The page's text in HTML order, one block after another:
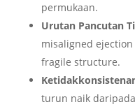
permukaan.
Urutan Pancutan
misaligned
fragile structure.
turun naik